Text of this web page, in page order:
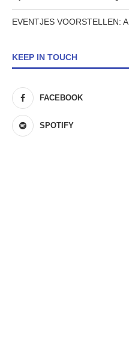
EVENTJES VOORSTELLEN:
KEEP IN TOUCH
FACEBOOK
SPOTIFY